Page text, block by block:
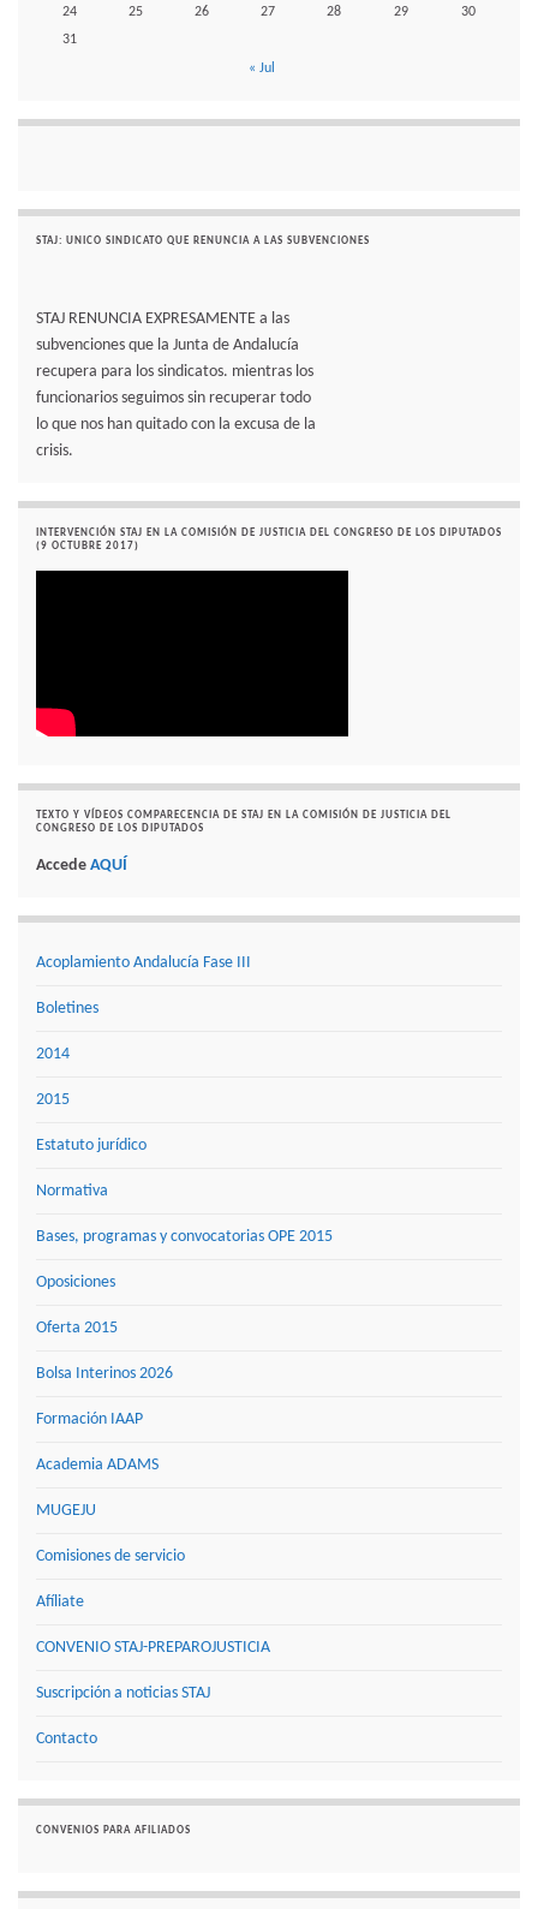
24
25 26 27 28 29
30
31
« Jul
STAJ: UNICO SINDICATO QUE RENUNCIA A LAS SUBVENCIONES
STAJ RENUNCIA EXPRESAMENTE a las
subvenciones que la Junta de Andalucía
recupera para los sindicatos. mientras los
funcionarios seguimos sin recuperar todo
lo que nos han quitado con la excusa de la
crisis.
INTERVENCIÓN STAJ EN LA COMISIÓN DE JUSTICIA DEL CONGRESO DE LOS DIPUTADOS
(9 OCTUBRE 2017)
TEXTO Y VÍDEOS COMPARECENCIA DE STAJ EN LA COMISIÓN DE JUSTICIA DEL
CONGRESO DE LOS DIPUTADOS
Accede AQUÍ
Acoplamiento Andalucía Fase III
Boletines
2014
2015
Estatuto jurídico
Normativa
Bases, programas y convocatorias OPE 2015
Oposiciones
Oferta 2015
Bolsa Interinos 2026
Formación IAAP
Academia ADAMS
MUGEJU
Comisiones de servicio
Afíliate
CONVENIO STAJ-PREPAROJUSTICIA
Suscripción a noticias STAJ
Contacto
CONVENIOS PARA AFILIADOS